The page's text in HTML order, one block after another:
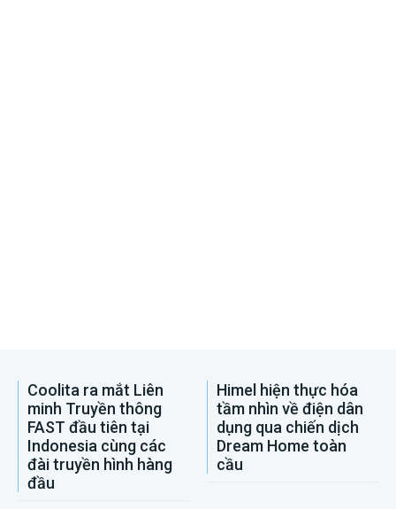
Coolita ra mắt Liên
minh Truyền thông
FAST đầu tiên tại
Indonesia cùng các
đài truyền hình hàng
đầu
Himel hiện thực hóa
tầm nhìn về điện dân
dụng qua chiến dịch
Dream Home toàn
cầu